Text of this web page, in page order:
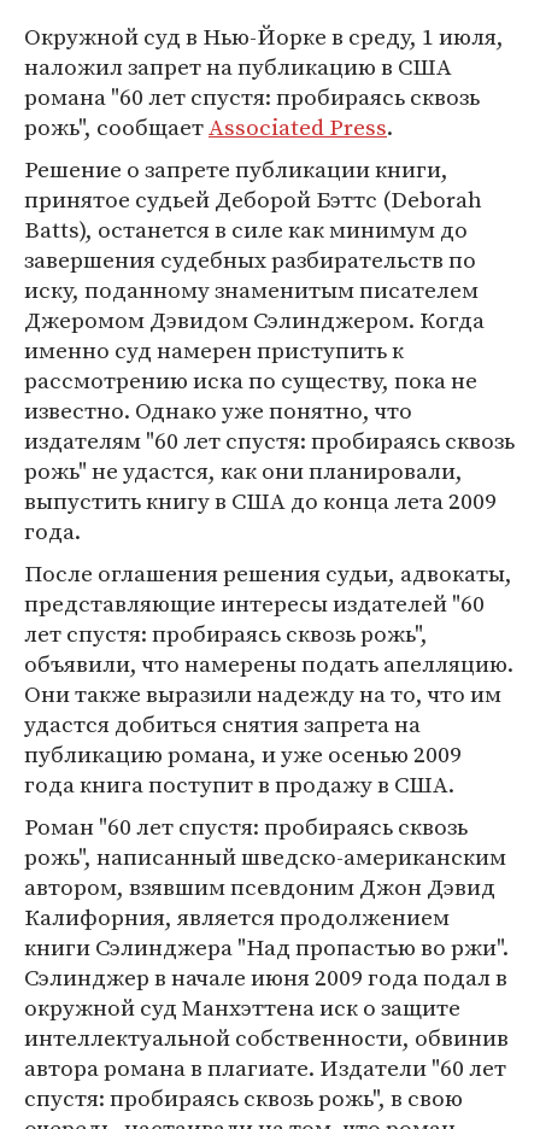
Окружной суд в Нью-Йорке в среду, 1 июля,
наложил запрет на публикацию в США
романа "60 лет спустя: пробираясь сквозь
рожь", сообщаетAssociated Press.
Решение о запрете публикации книги,
принятое судьей Деборой Бэттс (Deborah
Batts), останется в силе как минимум до
завершения судебных разбирательств по
иску, поданному знаменитым писателем
Джеромом Дэвидом Сэлинджером. Когда
именно суд намерен приступить к
рассмотрению иска по существу, пока не
известно. Однако уже понятно, что
издателям "60 лет спустя: пробираясь сквозь
рожь" не удастся, как они планировали,
выпустить книгу в США до конца лета 2009
года.
После оглашения решения судьи, адвокаты,
представляющие интересы издателей "60
лет спустя: пробираясь сквозь рожь",
объявили, что намерены подать апелляцию.
Они также выразили надежду на то, что им
удастся добиться снятия запрета на
публикацию романа, и уже осенью 2009
года книга поступит в продажу в США.
Роман "60 лет спустя: пробираясь сквозь
рожь", написанный шведско-американским
автором, взявшим псевдоним Джон Дэвид
Калифорния, является продолжением
книги Сэлинджера "Над пропастью во ржи".
Сэлинджер в начале июня 2009 года подал в
окружной суд Манхэттена иск о защите
интеллектуальной собственности, обвинив
автора романа в плагиате. Издатели "60 лет
спустя: пробираясь сквозь рожь", в свою